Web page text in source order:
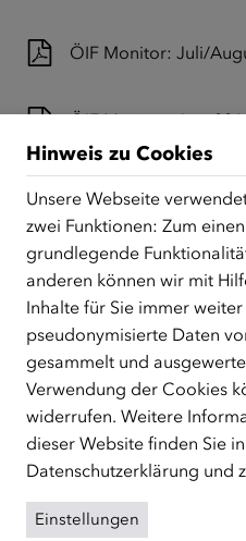
ÖIF Monitor: Juli/
ÖIF Monitor: Juni
ÖIF Monitor: Mai 2014
ÖIF Monitor: April
ÖIF Monitor: März
ÖIF Monitor: Februar
ÖIF Monitor: Jänner
Hinweis zu Cookies
Unsere Webseite
zwei Funktionen: Zum
grundlegende
anderen können wir mit
Inhalte für Sie immer
pseudonymisierte Daten
gesammelt und
Verwendung der Cookies
widerrufen. Weitere
dieser Website finden Sie
Datenschutzerklärung und
Einstellungen